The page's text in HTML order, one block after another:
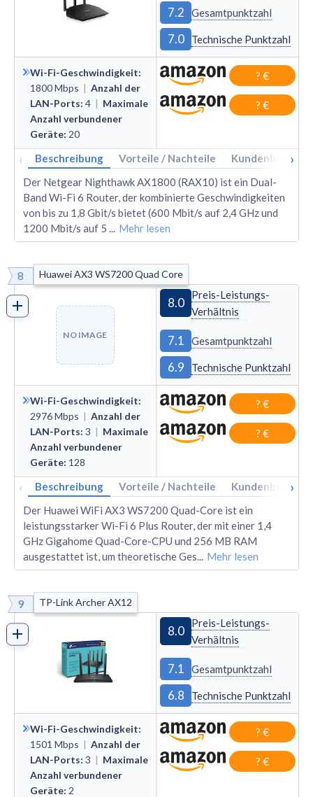
7.2 Gesamtpunktzahl
7.0 Technische Punktzahl
Wi-Fi-Geschwindigkeit:
1800Mbps | Anzahl der
LAN-Ports: 4 | Maximale
Anzahl verbundener
Geräte: 20
? €
? €
‹ Beschreibung Vorteile / Nachteile ›
Der Netgear Nighthawk AX1800 (RAX10) ist ein Dual-
Band Wi-Fi 6 Router, der kombinierte Geschwindigkeiten
von bis zu 1,8 Gbit/s bietet (600 Mbit/s auf 2,4 GHz und
1200 Mbit/s auf 5 ... Mehr lesen
8 Huawei AX3 WS7200 Quad Core
NO IMAGE
8.0
Preis-Leistungs-
Verhältnis
7.1 Gesamtpunktzahl
6.9 Technische Punktzahl
Wi-Fi-Geschwindigkeit:
2976Mbps | Anzahl der
LAN-Ports: 3 | Maximale
Anzahl verbundener
Geräte: 128
? €
? €
‹ Beschreibung Vorteile / Nachteile ›
Der Huawei WiFi AX3 WS7200 Quad-Core ist ein
leistungsstarker Wi-Fi 6 Plus Router, der mit einer 1,4
GHz Gigahome Quad-Core-CPU und 256 MB RAM
ausgestattet ist, um theoretische Ges... Mehr lesen
9 TP-Link Archer AX12
8.0
Preis-Leistungs-
Verhältnis
7.1 Gesamtpunktzahl
6.8 Technische Punktzahl
Wi-Fi-Geschwindigkeit:
1501 Mbps | Anzahl der
LAN-Ports: 3 | Maximale
Anzahl verbundener
Geräte: 2
? €
? €